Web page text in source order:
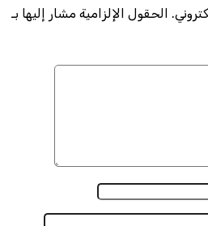
الحقول الإلزامية مشار إليها بـ